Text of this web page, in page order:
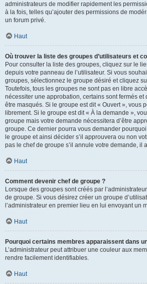
administrateurs de modifier rapidement les
à la fois, telles qu’ajouter des permissions de
un forum privé.
Haut
Où trouver la liste des groupes d’utilisateurs et
Pour consulter la liste des groupes, cliquez sur le
depuis votre panneau de l’utilisateur. Si vous
groupes, sélectionnez le groupe désiré et cliquez
Toutefois, tous les groupes ne sont pas en libre
nécessiter une approbation, certains sont fermés et
être masqués. Si le groupe est dit « Ouvert », vous
librement. Si le groupe est dit « À la demande »,
groupe mais votre demande nécessitera d’être
groupe. Ce dernier pourra vous demander
le groupe et ainsi décider s’il approuvera ou non
pas le chef de groupe s’il annule votre demande, il
Haut
Comment devenir chef de groupe ?
Lorsque des groupes sont créés par
de groupe. Si vous désirez créer un groupe
l’administrateur en premier lieu en lui envoyant un
Haut
Pourquoi certains membres apparaissent dans
L’administrateur peut attribuer une couleur aux
rendre facilement identifiables.
Haut